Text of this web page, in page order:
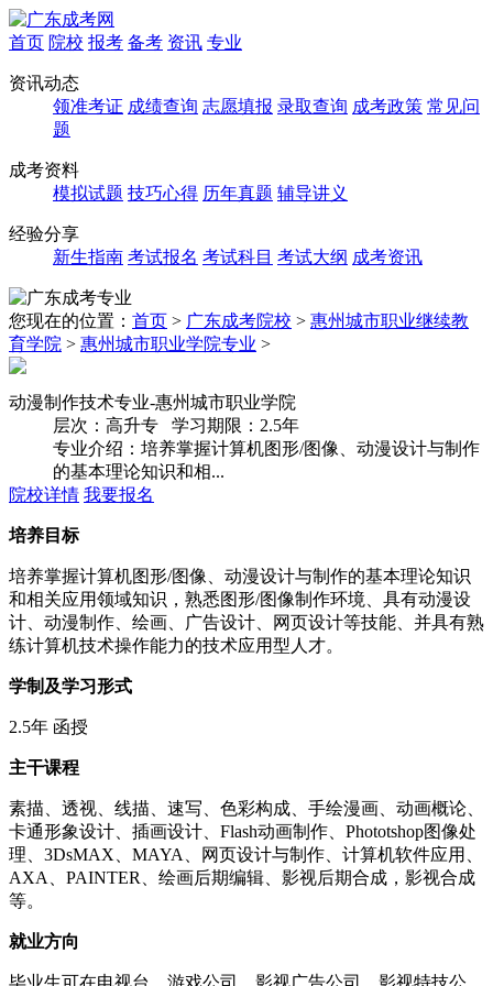
首页 院校 报考 备考 资讯 专业
资讯动态
领准考证 成绩查询 志愿填报 录取查询 成考政策 常见问
题
成考资料
模拟试题 技巧心得 历年真题 辅导讲义
经验分享
新生指南 考试报名 考试科目 考试大纲 成考资讯
您现在的位置： 首页 > 广东成考院校 > 惠州城市职业继续教
育学院 > 惠州城市职业学院专业 >
动漫制作技术专业-惠州城市职业学院
层次： 高升专 学习期限： 2.5年
专业介绍： 培养掌握计算机图形/图像、动漫设计与制作
的基本理论知识和相...
院校详情 我要报名
培养目标
培养掌握计算机图形/图像、动漫设计与制作的基本理论知识
和相关应用领域知识，熟悉图形/图像制作环境、具有动漫设
计、动漫制作、绘画、广告设计、网页设计等技能、并具有熟
练计算机技术操作能力的技术应用型人才。
学制及学习形式
2.5年 函授
主干课程
素描、透视、线描、速写、色彩构成、手绘漫画、动画概论、
卡通形象设计、插画设计、Flash动画制作、Phototshop图像处
理、3DsMAX、MAYA、网页设计与制作、计算机软件应用、
AXA、PAINTER、绘画后期编辑、影视后期合成，影视合成
等。
就业方向
毕业生可在电视台、游戏公司、影视广告公司、影视特技公